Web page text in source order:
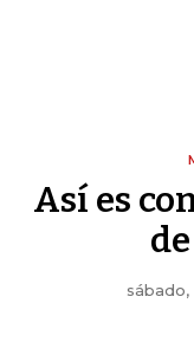
Así es